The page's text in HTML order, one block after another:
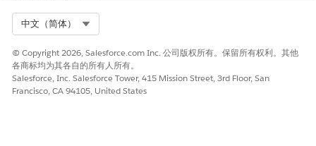
请与我们共享您的想法，以便我们进行改进！
是
中文（简体）
© Copyright 2026, Salesforce.com Inc. 公司版权所有。保留所有权利。其他
各商标均为其各自的所有人所有。
Salesforce, Inc. Salesforce Tower, 415 Mission Street, 3rd Floor, San
Francisco, CA 94105, United States